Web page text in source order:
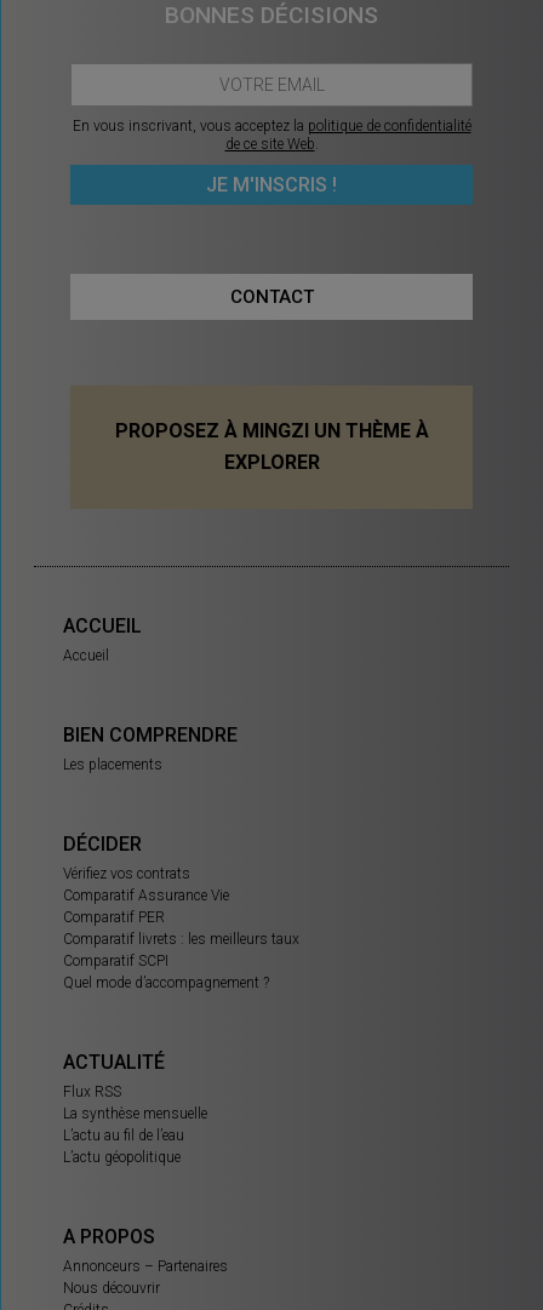
BONNES DÉCISIONS
En vous inscrivant, vous acceptez la politique de confidentialité
de ce site Web.
CONTACT
PROPOSEZ À MINGZI UN THÈME À
EXPLORER
ACCUEIL
Accueil
BIEN COMPRENDRE
Les placements
DÉCIDER
Vérifiez vos contrats
Comparatif Assurance Vie
Comparatif PER
Comparatif livrets : les meilleurs taux
Comparatif SCPI
Quel mode d’accompagnement ?
ACTUALITÉ
Flux RSS
La synthèse mensuelle
L’actu au fil de l’eau
L’actu géopolitique
A PROPOS
Annonceurs – Partenaires
Nous découvrir